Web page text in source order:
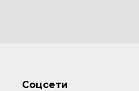
Соцсети